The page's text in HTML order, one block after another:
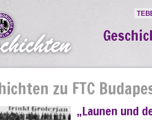
zu FTC
„Launen und